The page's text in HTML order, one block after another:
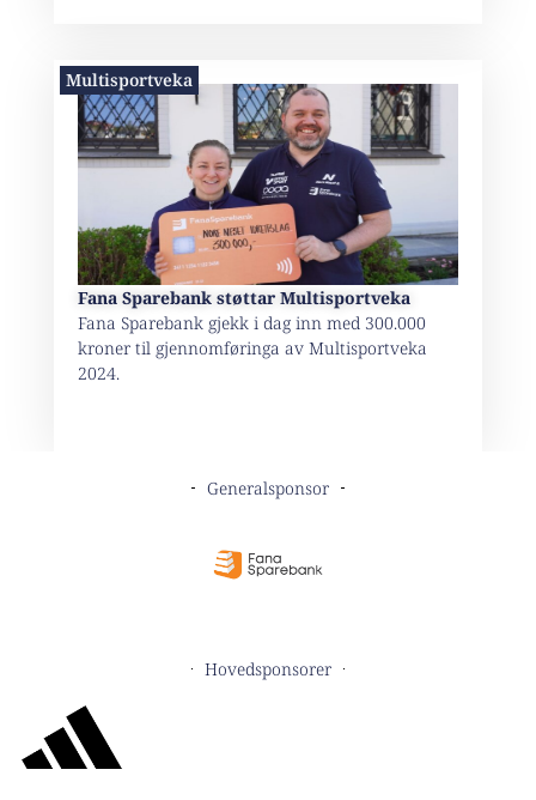
Fana Sparebank støttar Multisportveka
Fana Sparebank gjekk i dag inn med 300.000
kroner til gjennomføringa av Multisportveka
2024.
Multisportveka
Generalsponsor
Hovedsponsorer